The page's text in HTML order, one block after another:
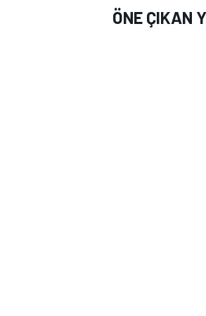
ÖNE ÇIKAN